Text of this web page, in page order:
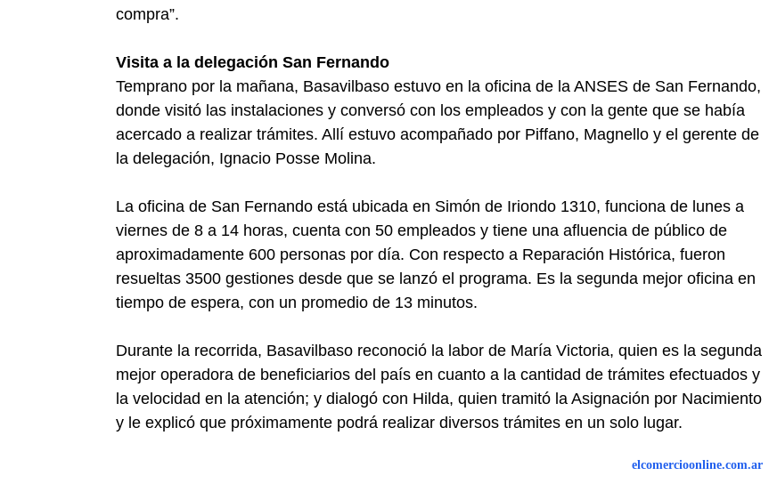
compra”.
Visita a la delegación San Fernando
Temprano por la mañana, Basavilbaso estuvo en la oficina de la ANSES de San Fernando,
donde visitó las instalaciones y conversó con los empleados y con la gente que se había
acercado a realizar trámites. Allí estuvo acompañado por Piffano, Magnello y el gerente de
la delegación, Ignacio Posse Molina.
La oficina de San Fernando está ubicada en Simón de Iriondo 1310, funciona de lunes a
viernes de 8 a 14 horas, cuenta con 50 empleados y tiene una afluencia de público de
aproximadamente 600 personas por día. Con respecto a Reparación Histórica, fueron
resueltas 3500 gestiones desde que se lanzó el programa. Es la segunda mejor oficina en
tiempo de espera, con un promedio de 13 minutos.
Durante la recorrida, Basavilbaso reconoció la labor de María Victoria, quien es la segunda
mejor operadora de beneficiarios del país en cuanto a la cantidad de trámites efectuados y
la velocidad en la atención; y dialogó con Hilda, quien tramitó la Asignación por Nacimiento
y le explicó que próximamente podrá realizar diversos trámites en un solo lugar.
elcomercioonline.com.ar